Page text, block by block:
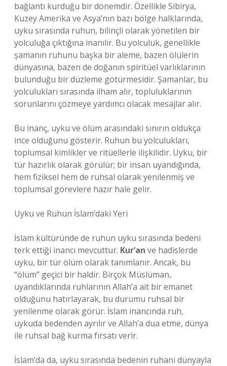
bağlantı kurduğu bir dönemdir. Özellikle Sibirya,
Kuzey Amerika ve Asya’nın bazı bölge halklarında,
uyku sırasında ruhun, bilinçli olarak yönetilen bir
yolculuğa çıktığına inanılır. Bu yolculuk, genellikle
şamanın ruhunu başka bir aleme, bazen ölülerin
dünyasına, bazen de doğanın spiritüel varlıklarının
bulunduğu bir düzleme götürmesidir. Şamanlar, bu
yolculukları sırasında ilham alır, topluluklarının
sorunlarını çözmeye yardımcı olacak mesajlar alır.
Bu inanç, uyku ve ölüm arasındaki sınırın oldukça
ince olduğunu gösterir. Ruhun bu yolculukları,
toplumsal kimlikler ve ritüellerle ilişkilidir. Uyku, bir
tür hazırlık olarak görülür; bir insan uyandığında,
hem fiziksel hem de ruhsal olarak yenilenmiş ve
toplumsal görevlere hazır hale gelir.
Uyku ve Ruhun İslam’daki Yeri
İslam kültüründe de ruhun uyku sırasında bedeni
terk ettiği inancı mevcuttur. Kur’an ve hadislerde
uyku, bir tür ölüm olarak tanımlanır. Ancak, bu
“ölüm” geçici bir haldir. Birçok Müslüman,
uyandıklarında ruhlarının Allah’a ait bir emanet
olduğunu hatırlayarak, bu durumu ruhsal bir
yenilenme olarak görür. İslam inancında ruh,
uykuda bedenden ayrılır ve Allah’a dua etme, dünya
ile ruhsal bağ kurma fırsatı verir.
İslam’da da, uyku sırasında bedenin ruhani dünyayla